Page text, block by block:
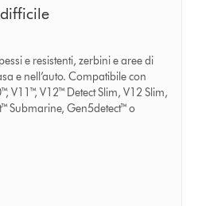
e resistenti, zerbini e aree di
e nell’auto. Compatibile con
V11™, V12™ Detect Slim, V12 Slim,
Submarine, Gen5detect™ o